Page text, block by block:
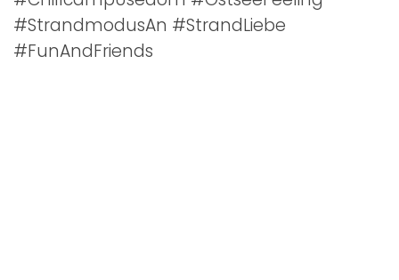
#StrandmodusAn #StrandLiebe
#FunAndFriends